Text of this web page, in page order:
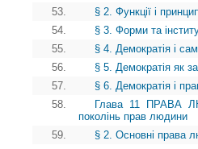
53.
§ 2. Функції і
54.
§ 3. Форми та
55.
§ 4. Демократія і
56.
§ 5. Демократія як
57.
§ 6. Демократія і
58.
Глава 11 ПРАВА
поколінь прав людини
59.
§ 2. Основні права